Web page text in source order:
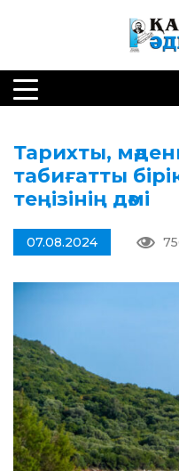
Тарихты,
табиғатты
теңізінің дәмі
07.08.2024